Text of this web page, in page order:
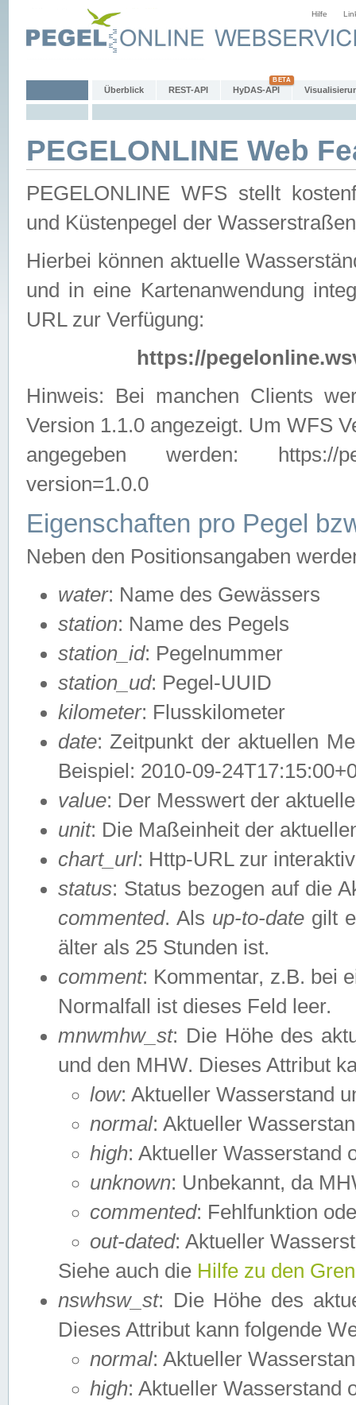
Hilfe
Überblick REST-API HyDAS-API
PEGELONLINE Web
PEGELONLINE WFS stellt
und Küstenpegel der
Hierbei können aktuelle
und in eine Kartenanwendung
URL zur Verfügung:
https://
Hinweis: Bei manchen Clients
Version 1.1.0 angezeigt. Um WFS
angegeben werden: https://
version=1.0.0
Eigenschaften pro Pegel
Neben den Positionsangaben
water: Name des Gewässers
station: Name des Pegels
station_id: Pegelnummer
station_ud: Pegel-UUID
kilometer: Flusskilometer
date: Zeitpunkt der aktuellen
Beispiel: 2010-09-
value: Der Messwert der
unit: Die Maßeinheit der
chart_url: Http-URL zur
status: Status bezogen auf die
commented. Als up-to-date gilt
älter als 25 Stunden ist.
comment: Kommentar, z.B. bei
Normalfall ist dieses Feld leer.
mnwmhw_st: Die Höhe des
und den MHW. Dieses Attribut
low: Aktueller Wasserstand
normal: Aktueller
high: Aktueller Wasserstand
unknown: Unbekannt, da
commented: Fehlfunktion
out-dated: Aktueller
Siehe auch die Hilfe zu den
nswhsw_st: Die Höhe des
Dieses Attribut kann folgende
normal: Aktueller
high: Aktueller Wasserstand